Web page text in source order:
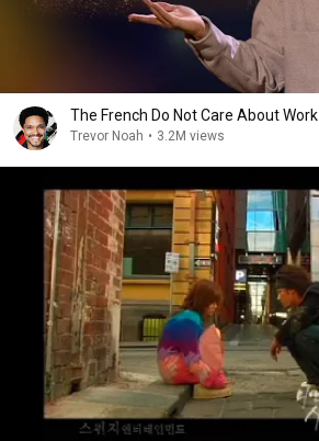
The French Do Not Care About Work
Trevor Noah • 3.2M views